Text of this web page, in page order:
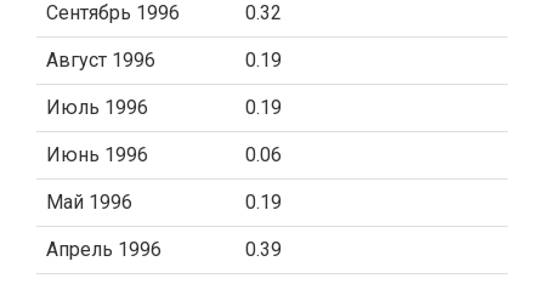
Сентябрь 1996 0.32
Август 1996 0.19
Июль 1996 0.19
Июнь 1996 0.06
Май 1996 0.19
Апрель 1996 0.39